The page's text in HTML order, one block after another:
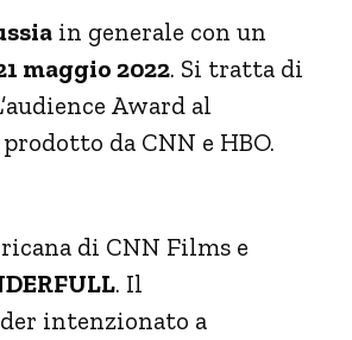
in generale con un
maggio 2022. Si tratta di
Award al
prodotto da CNN e HBO.
di CNN Films e
. Il
intenzionato a